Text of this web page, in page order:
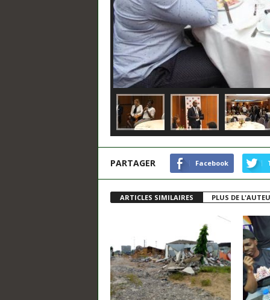
PARTAGER Facebook
ARTICLES SIMILAIRES PLUS DE